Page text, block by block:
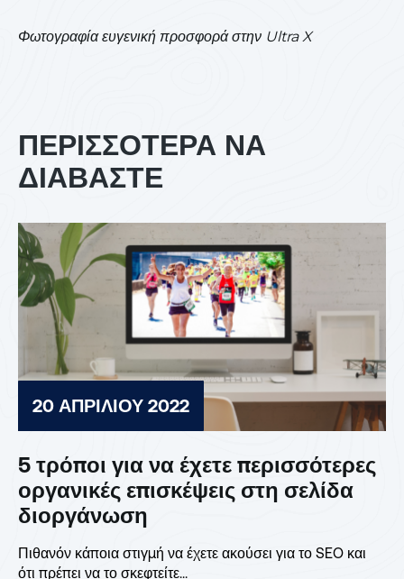
Φωτογραφία ευγενική προσφορά στην Ultra X
ΠΕΡΙΣΣΟΤΕΡΑ ΝΑ
ΔΙΑΒΑΣΤΕ
20 ΑΠΡΙΛΊΟΥ 2022
5 τρόποι για να έχετε περισσότερες
οργανικές επισκέψεις στη σελίδα
διοργάνωση
Πιθανόν κάποια στιγμή να έχετε ακούσει για το SEO και
ότι πρέπει να το σκεφτείτε...